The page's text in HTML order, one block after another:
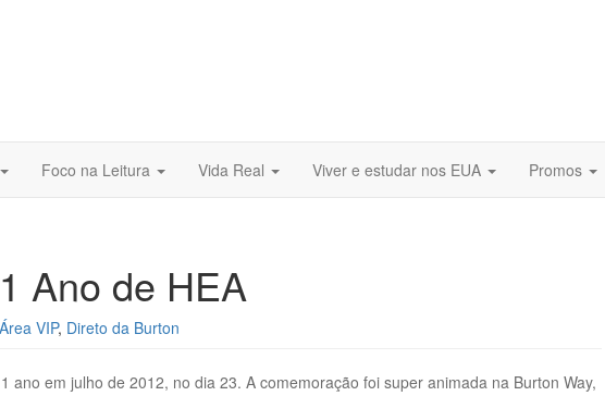
Foco na Leitura Vida Real Viver e estudar nos EUA Promos
Ano de HEA
Área VIP, Direto da Burton
ano em julho de 2012, no dia 23. A comemoração foi super animada na Burton Way,